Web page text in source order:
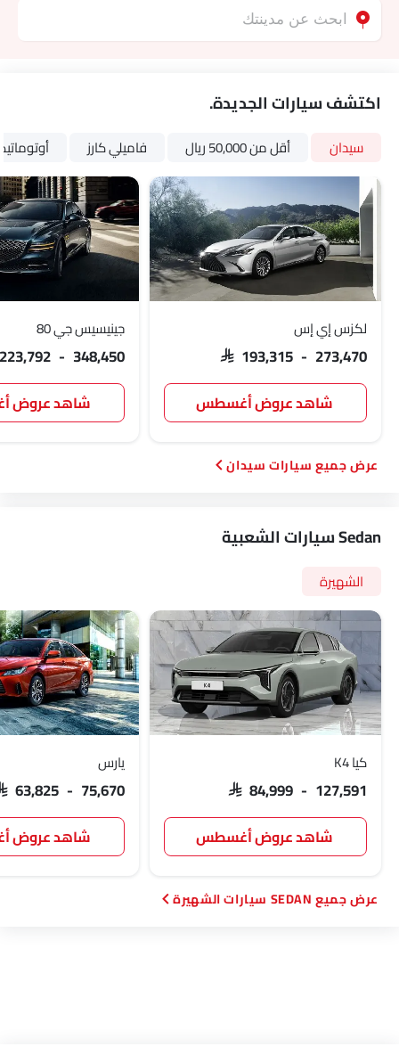
اكتشف سيارات الجديدة.
سيدان أقل من 50,000 ريال فاميلي كارز
لكزس إي إس
SAR 193,315 - 273,470
شاهد عروض أغسطس
جينيسيس جي 80
223,792 - 348,450
شاهد عروض
سيارات سيدان
Sedan سيارات الشعبية
الشهيرة
كيا K4
SAR 84,999 - 127,591
شاهد عروض أغسطس
يارس
63,825 - 75,670
شاهد عروض
SEDAN سيارات الشهيرة